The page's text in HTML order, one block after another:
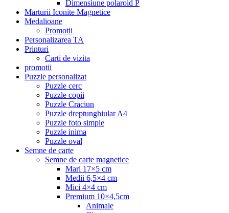
Dimensiune polaroid P
Marturii Iconite Magnetice
Medalioane
Promotii
Personalizarea TA
Printuri
Carti de vizita
promotii
Puzzle personalizat
Puzzle cerc
Puzzle copii
Puzzle Craciun
Puzzle dreptunghiular A4
Puzzle foto simple
Puzzle inima
Puzzle oval
Semne de carte
Semne de carte magnetice
Mari 17×5 cm
Medii 6,5×4 cm
Mici 4×4 cm
Premium 10×4,5cm
Animale